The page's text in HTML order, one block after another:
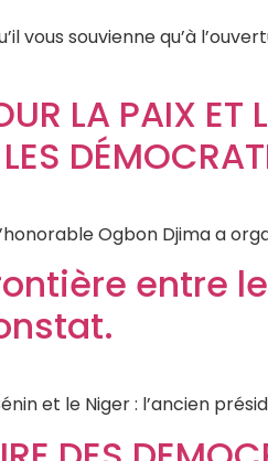
vous souvienne qu’à
LA PAIX ET
Ogbon Djima a
entre
et le Niger : l’ancien